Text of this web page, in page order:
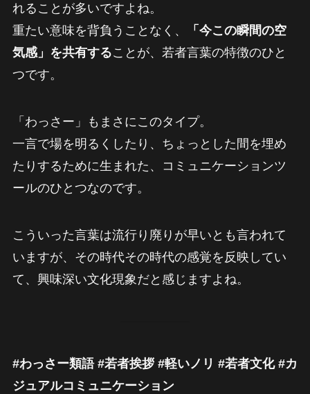
れることが多いですよね。
重たい意味を背負うことなく、
「今この瞬間の空
気感」を共有することが、若者言葉の特徴のひと
つです。
「わっさー」もまさにこのタイプ。
一言で場を明るくしたり、ちょっとした間を埋め
たりするために生まれた、コミュニケーションツ
ールのひとつなのです。
こういった言葉は流行り廃りが早いとも言われて
いますが、その時代その時代の感覚を反映してい
て、興味深い文化現象だと感じますよね。
#わっさー類語 #若者挨拶 #軽いノリ #若者文化 #カ
ジュアルコミュニケーション